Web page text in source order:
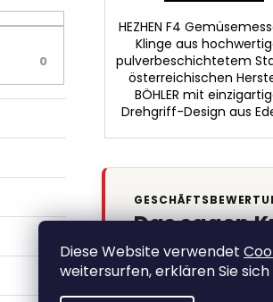
Diese Website verwendet
weitersurfen, erklären Sie
0
HEZHEN F4
Klinge aus
pulverbeschichtetem
österreichischen
BÖHLER mit
Drehgriff-Design aus
Das sagen
Einkauf bei
★★★★★